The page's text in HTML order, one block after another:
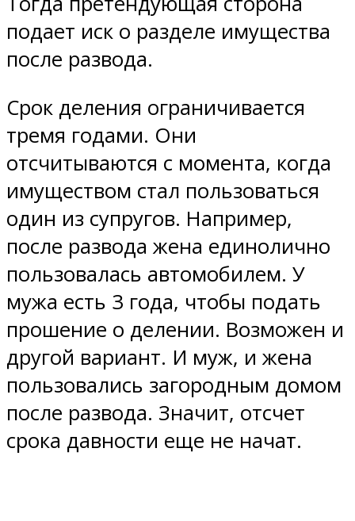
подает иск о разделе имущества
после развода.
Срок деления ограничивается
тремя годами. Они
отсчитываются с момента, когда
имуществом стал пользоваться
один из супругов. Например,
после развода жена единолично
пользовалась автомобилем. У
мужа есть 3 года, чтобы подать
прошение о делении. Возможен и
другой вариант. И муж, и жена
пользовались загородным домом
после развода. Значит, отсчет
срока давности еще не начат.